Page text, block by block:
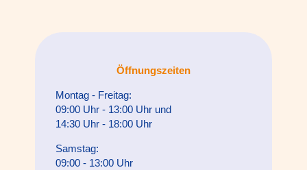
Öffnungszeiten
Montag - Freitag:
09:00 Uhr - 13:00 Uhr und
14:30 Uhr - 18:00 Uhr
Samstag:
09:00 - 13:00 Uhr